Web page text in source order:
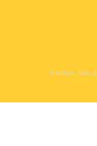
Instituto Não